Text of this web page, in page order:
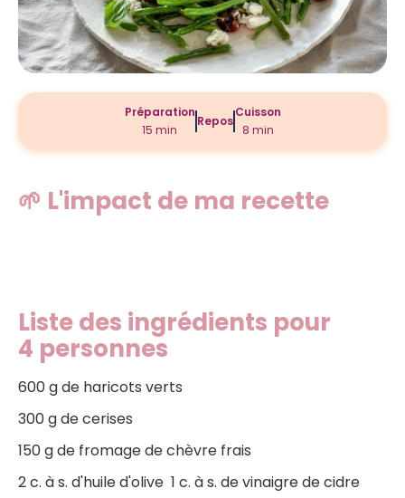
Préparation
15 min
Repos
Cuisson
8 min
🌱 L'impact de ma recette
Liste des ingrédients pour
4 personnes
600 g de haricots verts
300 g de cerises
150 g de fromage de chèvre frais
2 c. à s. d'huile d'olive 1 c. à s. de vinaigre de cidre